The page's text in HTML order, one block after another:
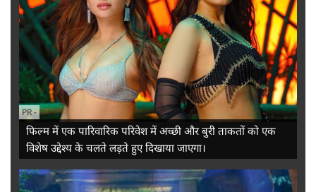
PR-
फिल्म में एक पारिवारिक परिवेश में अच्छी और बुरी ताकतों को एक
विशेष उद्देश्य के चलते लड़ते हुए दिखाया जाएगा।